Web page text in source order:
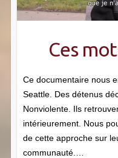
Ces
Ce documentaire nous
Seattle. Des détenus
Nonviolente. Ils
intérieurement. Nous
de cette approche sur
communauté.…